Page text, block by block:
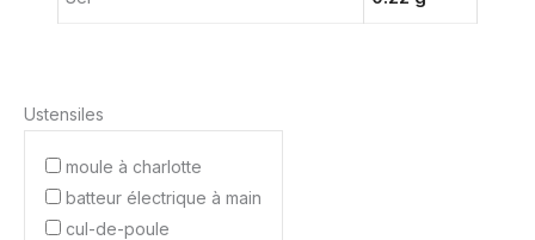
Ustensiles
moule à charlotte
batteur électrique à main
cul-de-poule